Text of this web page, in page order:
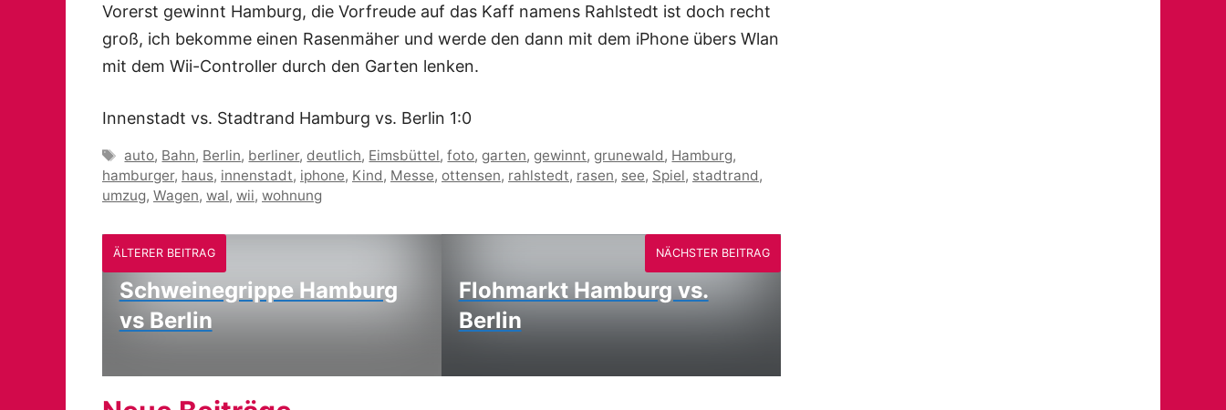
Vorerst gewinnt Hamburg, die Vorfreude auf das Kaff namens Rahlstedt ist doch recht
groß, ich bekomme einen Rasenmäher und werde den dann mit dem iPhone übers Wlan
mit dem Wii-Controller durch den Garten lenken.
Innenstadt vs. Stadtrand Hamburg vs. Berlin 1:0
Schlagwörter
auto, Bahn, Berlin, berliner,deutlich, Eimsbüttel,foto,garten,gewinnt,grunewald, Hamburg,
hamburger, haus, innenstadt, iphone, Kind, Messe, ottensen, rahlstedt, rasen, see, Spiel, stadtrand,
umzug, Wagen, wal, wii, wohnung
ÄLTERER BEITRAG
Schweinegrippe Hamburg
vs Berlin
Flohmarkt Hamburg vs.
Berlin
NÄCHSTER BEITRAG